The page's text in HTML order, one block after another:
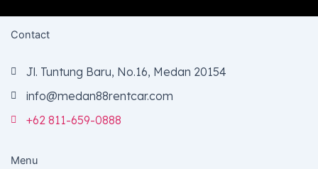
e t
m
t
Contact
Jl. Tuntung Baru, No.16, Medan 20154
info@medan88rentcar.com
+62 811-659-0888
Menu